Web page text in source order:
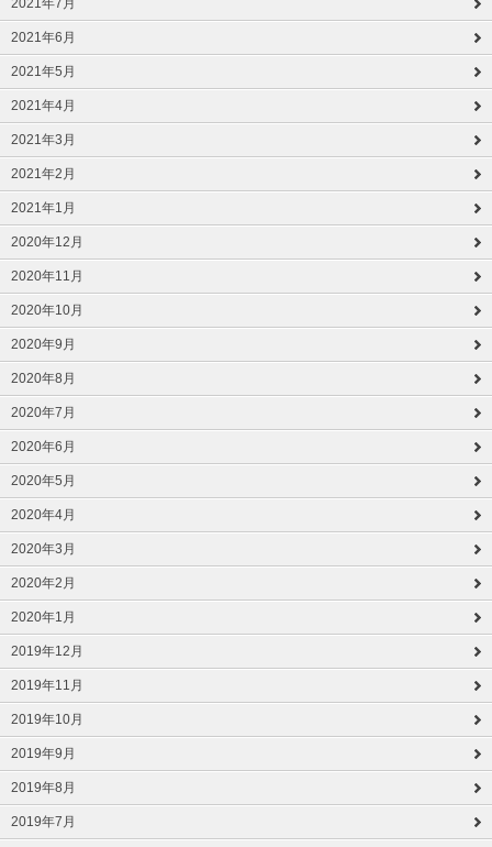
2021年7月
2021年6月
2021年5月
2021年4月
2021年3月
2021年2月
2021年1月
2020年12月
2020年11月
2020年10月
2020年9月
2020年8月
2020年7月
2020年6月
2020年5月
2020年4月
2020年3月
2020年2月
2020年1月
2019年12月
2019年11月
2019年10月
2019年9月
2019年8月
2019年7月